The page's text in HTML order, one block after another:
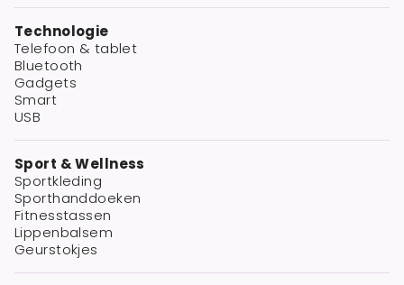
Technologie
Telefoon & tablet
Bluetooth
Gadgets
Smart
USB
Sport & Wellness
Sportkleding
Sporthanddoeken
Fitnesstassen
Lippenbalsem
Geurstokjes